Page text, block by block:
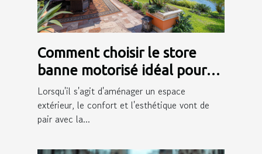
Comment choisir le store
banne motorisé idéal pour
votre extérieur
Lorsqu'il s'agit d'aménager un espace
extérieur, le confort et l'esthétique vont de
pair avec la...